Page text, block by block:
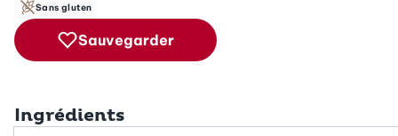
Sans gluten
Sauvegarder
Ingrédients